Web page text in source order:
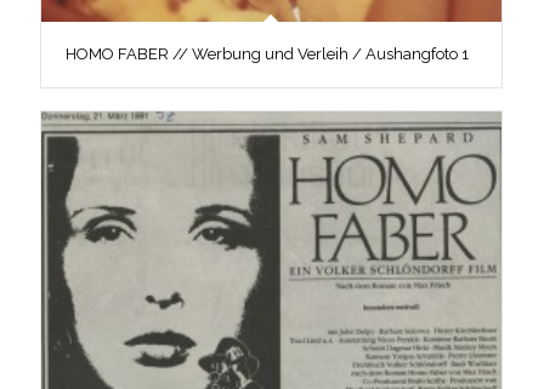
HOMO FABER // Werbung und Verleih / Aushangfoto 1